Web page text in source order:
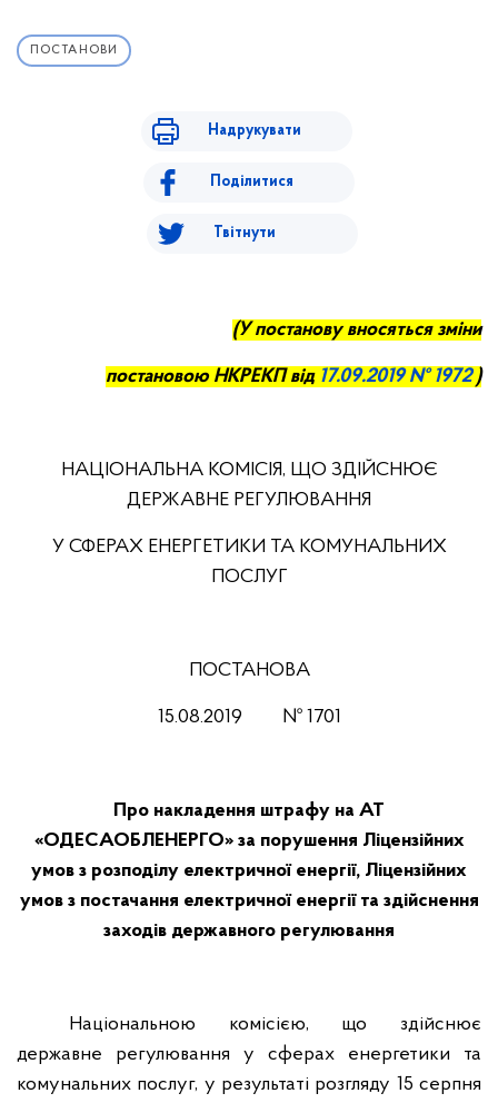
ПОСТАНОВИ
Надрукувати
Поділитися
Твітнути
(У постанову вносяться зміни
постановою НКРЕКП від 17.09.2019 № 1972 )
НАЦІОНАЛЬНА КОМІСІЯ, ЩО ЗДІЙСНЮЄ
ДЕРЖАВНЕ РЕГУЛЮВАННЯ
У СФЕРАХ ЕНЕРГЕТИКИ ТА КОМУНАЛЬНИХ
ПОСЛУГ
ПОСТАНОВА
15.08.2019 № 1701
Про накладення штрафу на АТ
«ОДЕСАОБЛЕНЕРГО» за порушення Ліцензійних
умов з розподілу електричної енергії, Ліцензійних
умов з постачання електричної енергії та здійснення
заходів державного регулювання
Національною комісією, що здійснює
державне регулювання у сферах енергетики та
комунальних послуг, у результаті розгляду 15 серпня